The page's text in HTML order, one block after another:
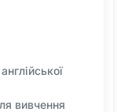
вивчення